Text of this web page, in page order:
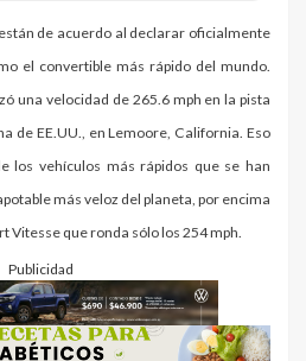
de acuerdo al declarar oficialmente
el convertible más rápido del mundo.
una velocidad de 265.6 mph en la pista
de EE.UU., en Lemoore, California. Eso
los vehículos más rápidos que se han
más veloz del planeta, por encima
Vitesse que ronda sólo los 254 mph.
Publicidad